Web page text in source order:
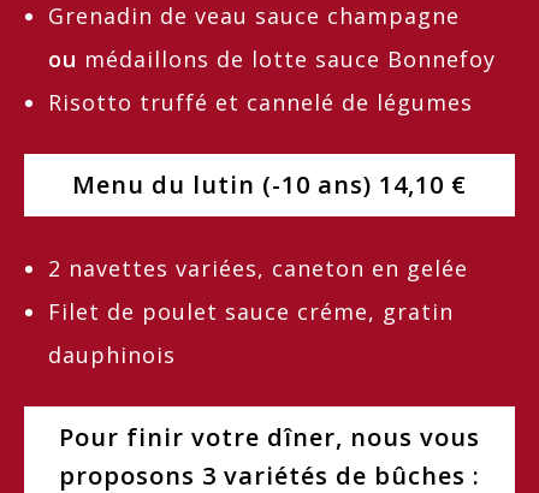
Grenadin de veau sauce champagne
ou médaillons de lotte sauce Bonnefoy
Risotto truffé et cannelé de légumes
Menu du lutin (-10 ans) 14,10 €
2 navettes variées, caneton en gelée
Filet de poulet sauce créme, gratin
dauphinois
Pour finir votre dîner, nous vous
proposons 3 variétés de bûches :